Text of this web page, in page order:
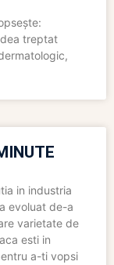
treptat
in industria
evoluat de-a
varietate de
esti in
a-ti vopsi